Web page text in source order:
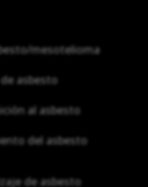
mesotelioma
asbesto
al asbesto
del asbesto
de asbesto